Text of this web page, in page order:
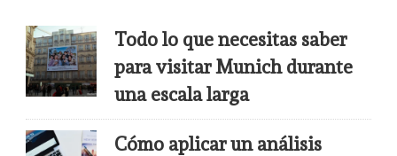
Todo lo que necesitas saber
para visitar Munich durante
una escala larga
Cómo aplicar un análisis